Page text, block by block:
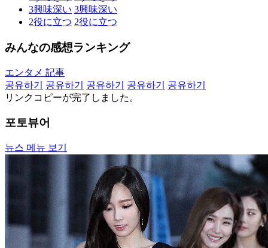
3興味深い 3興味深い
2役に立つ 2役に立つ
みんなの感想ランキング
エンタメ 記事
공유하기
공유하기 공유하기 공유하기
공유하기
リンクコピーが完了しました。
포토뷰어
뉴스 메뉴 보기